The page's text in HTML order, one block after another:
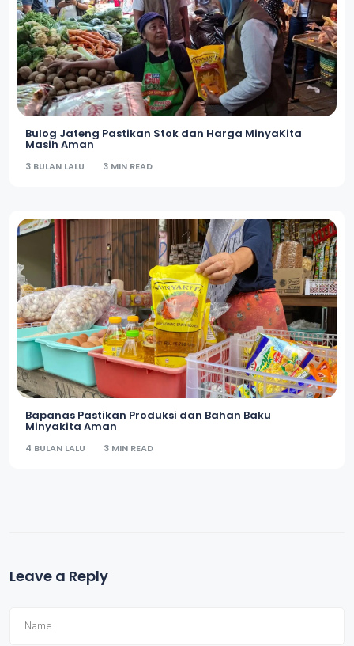
Bulog Jateng Pastikan Stok dan Harga MinyaKita
Masih Aman
3 BULAN LALU 3 MIN READ
Bapanas Pastikan Produksi dan Bahan Baku
Minyakita Aman
4 BULAN LALU 3 MIN READ
Leave a Reply